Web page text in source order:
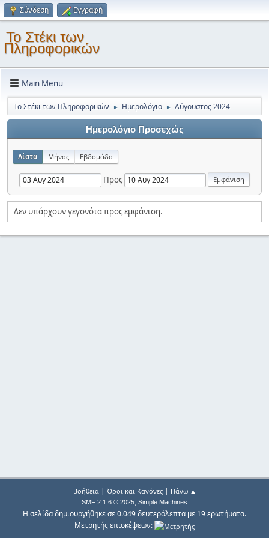
Σύνδεση Εγγραφή
Το Στέκι των
Πληροφορικών
Main Menu
Το Στέκι των Πληροφορικών ► Ημερολόγιο ► Αύγουστος 2024
Ημερολόγιο Προσεχώς
Λίστα Μήνας Εβδομάδα
Προς
Δεν υπάρχουν γεγονότα προς εμφάνιση.
Βοήθεια| Όροι και Κανόνες| Πάνω ▲
SMF 2.1.6 © 2025, Simple Machines
Η σελίδα δημιουργήθηκε σε 0.049 δευτερόλεπτα με 19 ερωτήματα.
Μετρητής επισκέψεων: